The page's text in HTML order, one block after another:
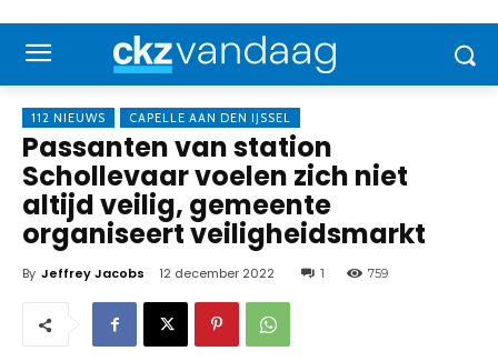
112 NIEUWS CAPELLE AAN DEN IJSSEL
Passanten van station
Schollevaar voelen zich niet
altijd veilig, gemeente
organiseert veiligheidsmarkt
By Jeffrey Jacobs 12 december 2022 1 759